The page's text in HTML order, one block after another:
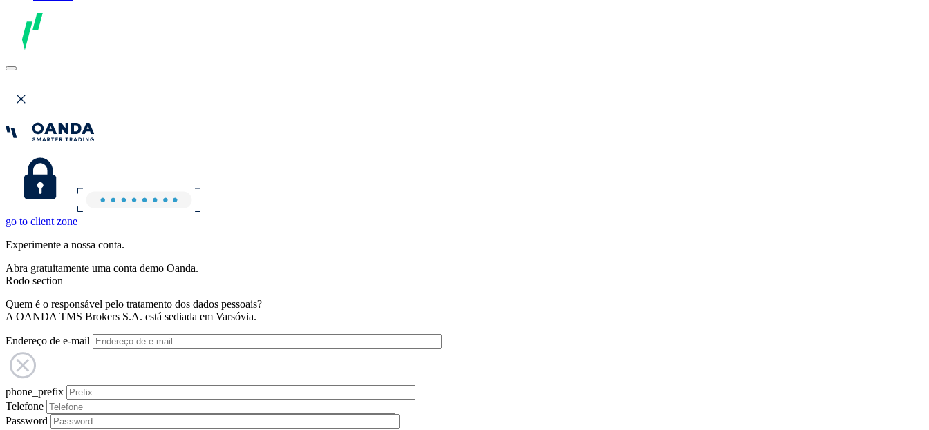
go to client zone
Experimente a nossa conta.
Abra gratuitamente uma conta demo Oanda.
Rodo section
Quem é o responsável pelo tratamento dos dados pessoais?
A OANDA TMS Brokers S.A. está sediada em Varsóvia.
Endereço de e-mail
phone_prefix
Telefone
Password